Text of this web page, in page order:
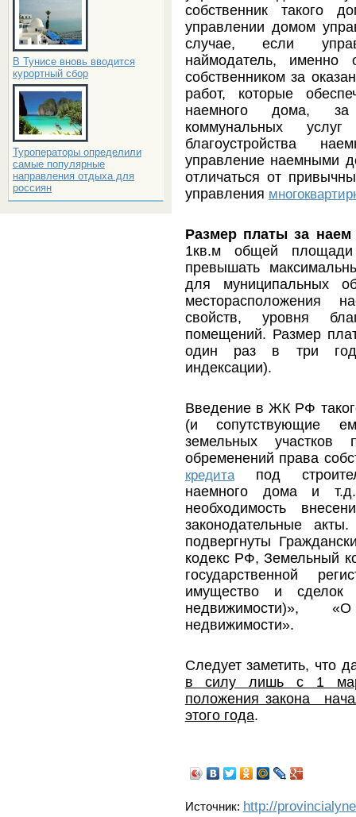
В Тунисе вновь вводится
курортный сбор
Туроператоры определили
самые популярные
направления отдыха для
россиян
собственник такого
управлении домом
случае, если
наймодатель, именно
собственником за
работ, которые
наемного дома, за
коммунальных
благоустройства
управление наемными
отличаться от
управления
Размер платы за
1кв.м общей
превышать
для муниципальных
месторасположения
свойств, уровня
помещений. Размер
один раз в три
индексации).
Введение в ЖК РФ
(и сопутствующие
земельных участков
обременений права
кредитапод
наемного дома и
необходимость
законодательные
подвергнуты
кодекс РФ, Земельный
государственной
имущество и
недвижимости)»,
недвижимости».
Следует заметить, что
в силу лишь с 1
положения закона
этого года.
Источник: http://